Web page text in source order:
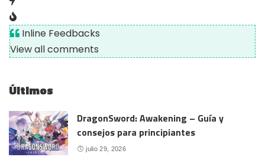
Inline Feedbacks
View all comments
Últimos
DragonSword: Awakening – Guía y
consejos para principiantes
julio 29, 2026